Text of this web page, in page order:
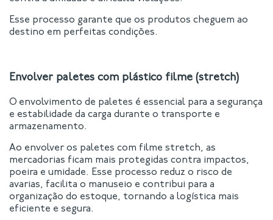
Esse processo garante que os produtos cheguem ao
destino em perfeitas condições.
Envolver paletes com plástico filme (stretch)
O envolvimento de paletes é essencial para a segurança
e estabilidade da carga durante o transporte e
armazenamento.
Ao envolver os paletes com filme stretch, as
mercadorias ficam mais protegidas contra impactos,
poeira e umidade. Esse processo reduz o risco de
avarias, facilita o manuseio e contribui para a
organização do estoque, tornando a logística mais
eficiente e segura.